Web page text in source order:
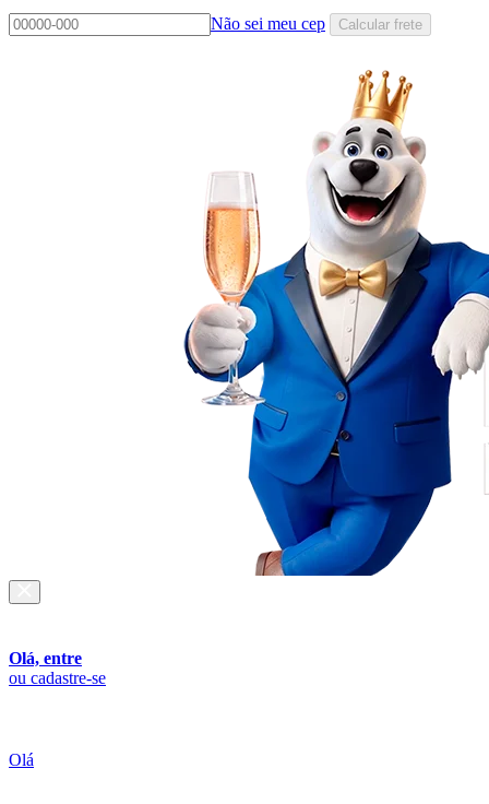
Não sei meu cep Calcular frete
Olá, entre
ou cadastre-se
Olá